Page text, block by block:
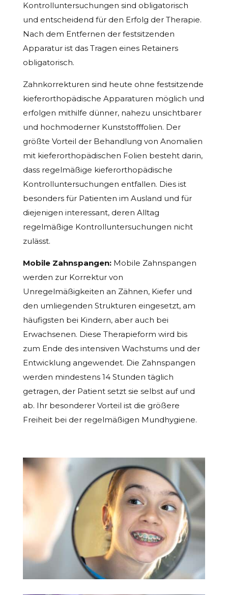
Kontrolluntersuchungen sind obligatorisch
und entscheidend für den Erfolg der Therapie.
Nach dem Entfernen der festsitzenden
Apparatur ist das Tragen eines Retainers
obligatorisch.
Zahnkorrekturen sind heute ohne festsitzende
kieferorthopädische Apparaturen möglich und
erfolgen mithilfe dünner, nahezu unsichtbarer
und hochmoderner Kunststofffolien. Der
größte Vorteil der Behandlung von Anomalien
mit kieferorthopädischen Folien besteht darin,
dass regelmäßige kieferorthopädische
Kontrolluntersuchungen entfallen. Dies ist
besonders für Patienten im Ausland und für
diejenigen interessant, deren Alltag
regelmäßige Kontrolluntersuchungen nicht
zulässt.
Mobile Zahnspangen:Mobile Zahnspangen
werden zur Korrektur von
Unregelmäßigkeiten an Zähnen, Kiefer und
den umliegenden Strukturen eingesetzt, am
häufigsten bei Kindern, aber auch bei
Erwachsenen. Diese Therapieform wird bis
zum Ende des intensiven Wachstums und der
Entwicklung angewendet. Die Zahnspangen
werden mindestens 14 Stunden täglich
getragen, der Patient setzt sie selbst auf und
ab. Ihr besonderer Vorteil ist die größere
Freiheit bei der regelmäßigen Mundhygiene.